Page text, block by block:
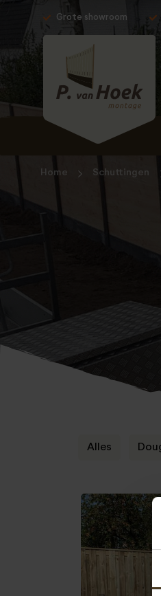
Grote showroom
Home Schuttingen
Alles